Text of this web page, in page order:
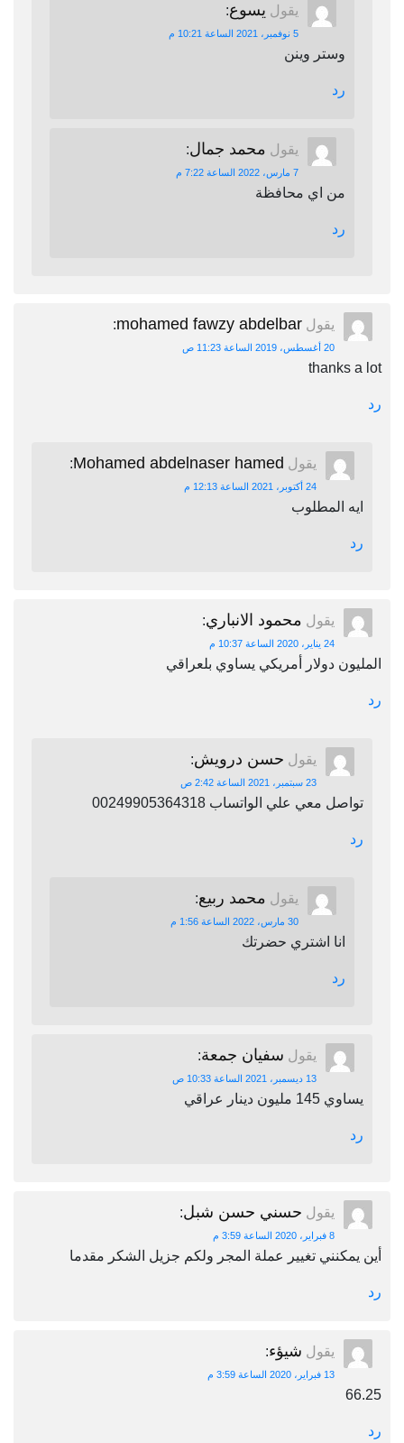
يقول يسوع:
5 نوفمبر، 2021 الساعة 10:21 م
وستر وينن
رد
يقول محمد جمال:
7 مارس، 2022 الساعة 7:22 م
من اي محافظة
رد
يقول mohamed fawzy abdelbar
:
20 أغسطس، 2019 الساعة 11:23 ص
thanks a lot
رد
يقول Mohamed abdelnaser hamed
:
24 أكتوبر، 2021 الساعة 12:13 م
ايه المطلوب
رد
يقول محمود الانباري:
24 يناير، 2020 الساعة 10:37 م
المليون دولار أمريكي يساوي بلعراقي
رد
يقول حسن درويش:
23 سبتمبر، 2021 الساعة 2:42 ص
تواصل معي علي الواتساب 00249905364318
رد
يقول محمد ربيع:
30 مارس، 2022 الساعة 1:56 م
انا اشتري حضرتك
رد
يقول سفيان جمعة:
13 ديسمبر، 2021 الساعة 10:33 ص
يساوي 145 مليون دينار عراقي
رد
يقول حسني حسن شبل:
8 فبراير، 2020 الساعة 3:59 م
أين يمكنني تغيير عملة المجر ولكم جزيل الشكر مقدما
رد
يقول شيؤء:
13 فبراير، 2020 الساعة 3:59 م
66.25
رد